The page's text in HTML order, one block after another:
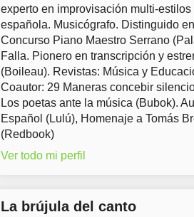
experto en improvisación multi-
española. Musicógrafo. Distinguido
Concurso Piano Maestro Serrano
Falla. Pionero en transcripción y
(Boileau). Revistas: Música y
Coautor: 29 Maneras concebir
Los poetas ante la música (Bubok).
Español (Lulú), Homenaje a Tomás
(Redbook)
Ver todo mi perfil
La brújula del canto